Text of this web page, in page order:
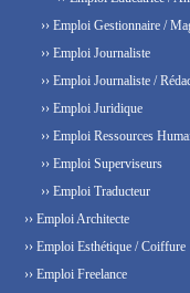
›› Emploi Gestionnaire /
›› Emploi Journaliste
›› Emploi Journaliste /
›› Emploi Juridique
›› Emploi Ressources
›› Emploi Superviseurs
›› Emploi Traducteur
›› Emploi Architecte
›› Emploi Esthétique / Coiffure
›› Emploi Freelance